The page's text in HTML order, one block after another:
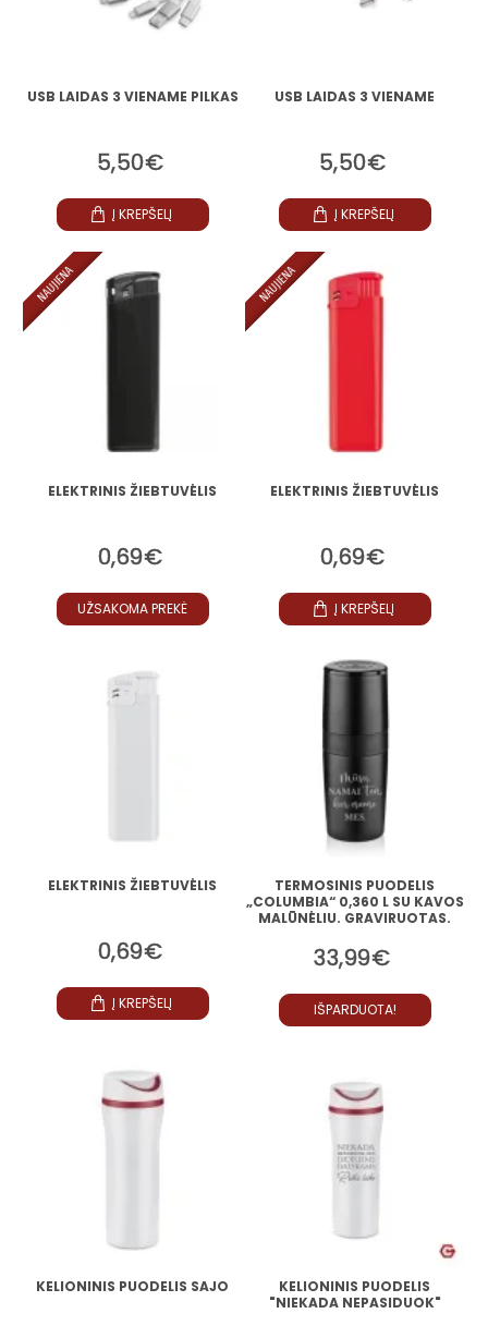
USB LAIDAS 3 VIENAME PILKAS
5,50€
Į KREPŠELĮ
USB LAIDAS 3 VIENAME
5,50€
Į KREPŠELĮ
NAUJIENA
ELEKTRINIS ŽIEBTUVĖLIS
0,69€
UŽSAKOMA PREKĖ
NAUJIENA
ELEKTRINIS ŽIEBTUVĖLIS
0,69€
Į KREPŠELĮ
ELEKTRINIS ŽIEBTUVĖLIS
0,69€
Į KREPŠELĮ
TERMOSINIS PUODELIS
„COLUMBIA“ 0,360 L SU KAVOS
MALŪNĖLIU. GRAVIRUOTAS.
33,99€
IŠPARDUOTA!
KELIONINIS PUODELIS SAJO
KELIONINIS PUODELIS
"NIEKADA NEPASIDUOK"